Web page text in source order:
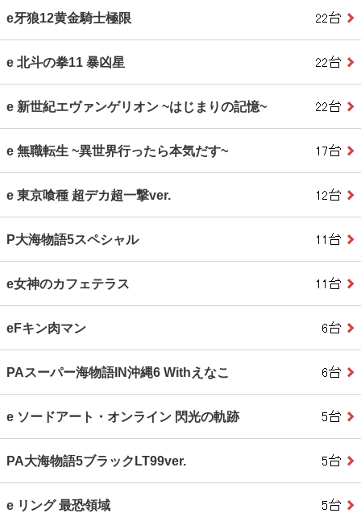
e牙狼12黄金騎士極限
e 北斗の拳11 暴凶星
e 新世紀エヴァンゲリオン ~はじまりの記憶~
e 無職転生 ~異世界行ったら本気だす~
e 東京喰種 超デカ超一撃ver.
P大海物語5スペシャル
e女神のカフェテラス
eFキン肉マン
PAスーパー海物語IN沖縄6 Withえなこ
e ソードアート・オンライン 閃光の軌跡
PA大海物語5ブラックLT99ver.
e リング 最恐領域